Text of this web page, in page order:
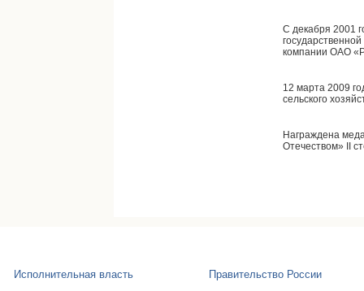
С декабря 2001
компании ОАО
12 марта 2009
сельского
Награждена
Отечеством» II
Исполнительная власть Правительство России